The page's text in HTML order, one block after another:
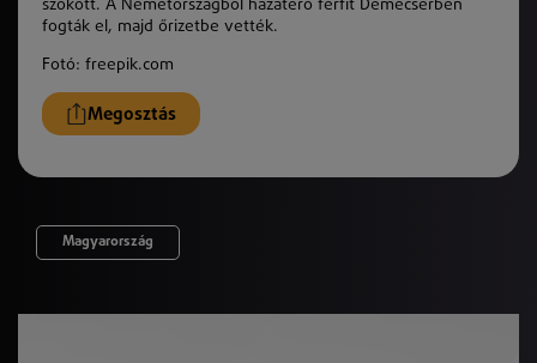
szökött. A Németországból hazatérő férfit Demecserben
fogták el, majd őrizetbe vették.
Fotó: freepik.com
Megosztás
Magyarország